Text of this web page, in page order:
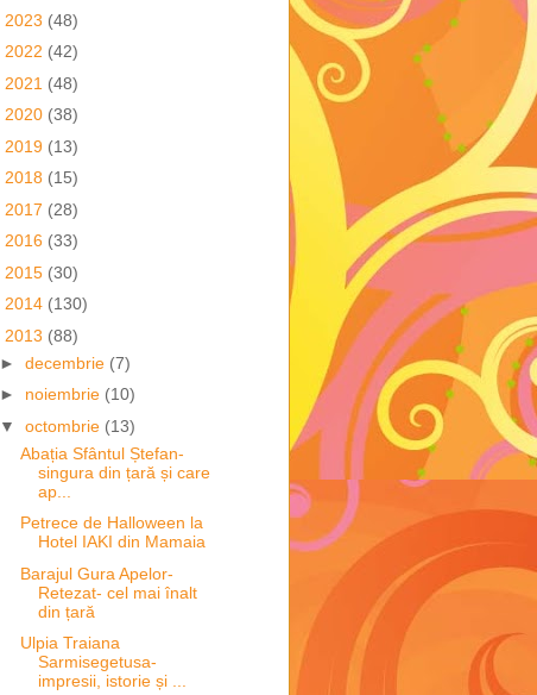
2023 (48)
2022 (42)
2021 (48)
2020 (38)
2019 (13)
2018 (15)
2017 (28)
2016 (33)
2015 (30)
2014 (130)
2013 (88)
► decembrie (7)
► noiembrie (10)
▼ octombrie (13)
Abația Sfântul Ștefan-
singura din țară și care
ap...
Petrece de Halloween la
Hotel IAKI din Mamaia
Barajul Gura Apelor-
Retezat- cel mai înalt
din țară
Ulpia Traiana
Sarmisegetusa-
impresii, istorie și ...